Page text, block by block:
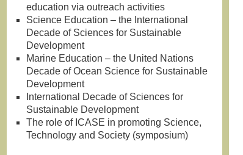
education via outreach activities
Science Education – the International
Decade of Sciences for Sustainable
Development
Marine Education – the United Nations
Decade of Ocean Science for Sustainable
Development
International Decade of Sciences for
Sustainable Development
The role of ICASE in promoting Science,
Technology and Society (symposium)